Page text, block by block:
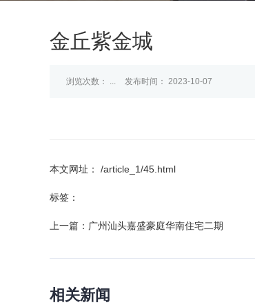
金丘紫金城
浏览次数： ... 发布时间： 2023-10-07
本文网址： /article_1/45.html
标签：
上一篇： 广州汕头嘉盛豪庭华南住宅二期
相关新闻